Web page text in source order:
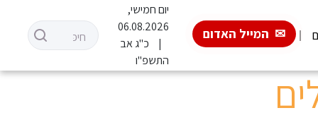
המייל האדום
יום חמישי,
06.08.2026
כ"ג אב
התשפ"ו